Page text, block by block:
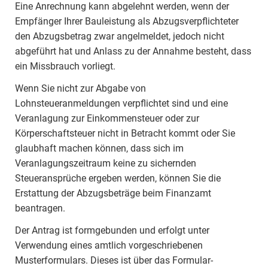
Eine Anrechnung kann abgelehnt werden, wenn der
Empfänger Ihrer Bauleistung als Abzugsverpflichteter
den Abzugsbetrag zwar angelmeldet, jedoch nicht
abgeführt hat und Anlass zu der Annahme besteht, dass
ein Missbrauch vorliegt.
Wenn Sie nicht zur Abgabe von
Lohnsteueranmeldungen verpflichtet sind und eine
Veranlagung zur Einkommensteuer oder zur
Körperschaftsteuer nicht in Betracht kommt oder Sie
glaubhaft machen können, dass sich im
Veranlagungszeitraum keine zu sichernden
Steueransprüche ergeben werden, können Sie die
Erstattung der Abzugsbeträge beim Finanzamt
beantragen.
Der Antrag ist formgebunden und erfolgt unter
Verwendung eines amtlich vorgeschriebenen
Musterformulars. Dieses ist über das Formular-